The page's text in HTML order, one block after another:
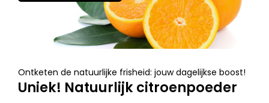
Ontketen de natuurlijke frisheid: jouw dagelijkse boost!
Uniek! Natuurlijk citroenpoeder